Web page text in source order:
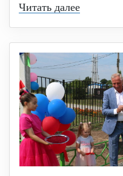
Читать далее